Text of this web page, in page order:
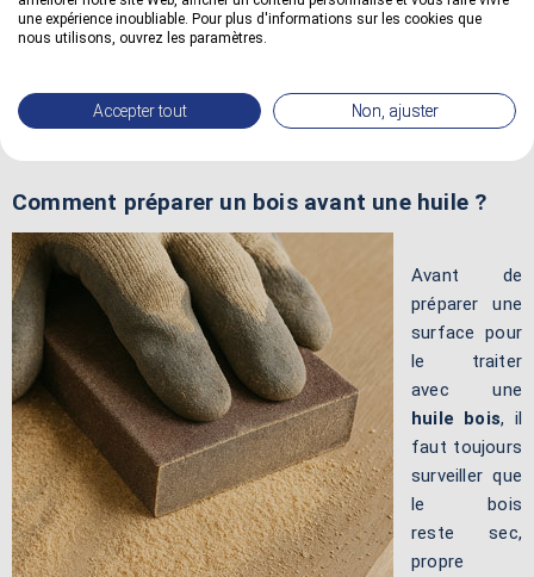
stabilité dimensionnelle lors des différents échanges de
températures. Ils empêchent donc les fissures, les
Comment préparer un bois avant une huile ?
Avant de
préparer une
surface pour
le traiter
avec une
huile bois, il
faut toujours
surveiller que
le bois
reste sec,
propre
une expérience inoubliable. Pour plus d'informations sur les cookies que
nous utilisons, ouvrez les paramètres.
Accepter tout Non, ajuster